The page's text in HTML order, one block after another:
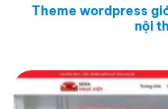
Theme wordpress
nội